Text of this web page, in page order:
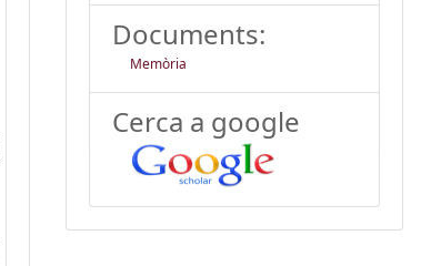
Documents:
Memòria
Cerca a google